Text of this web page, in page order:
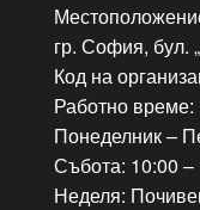
гр. София, бул.
Код на
Работно време:
Понеделник –
Събота: 10:00 –
Неделя: